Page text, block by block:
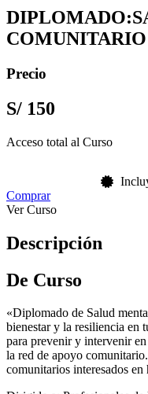
COMUNITARIO
Precio
S/ 150
Acceso total al Curso
Comprar
Ver Curso
Descripción
De Curso
«Diplomado de Salud
bienestar y la resiliencia en
para prevenir y intervenir
la red de apoyo
comunitarios interesados